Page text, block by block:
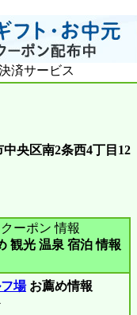
済サービス
央区南2条西4丁目12
観光 温泉 宿泊 情報
場お薦め情報